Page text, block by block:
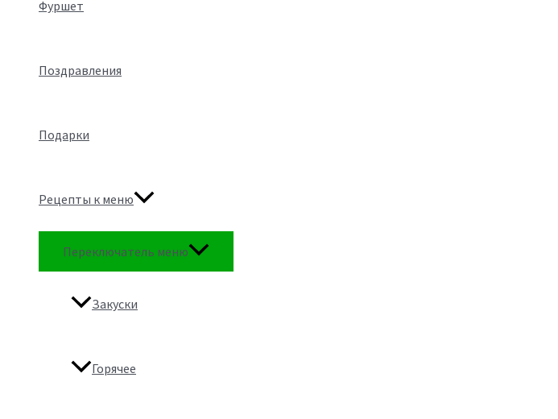
Фуршет
Поздравления
Подарки
Рецепты к меню
Переключатель меню
Закуски
Горячее